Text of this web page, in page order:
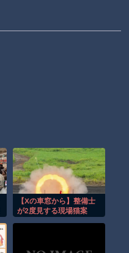
【Xの車窓から】整備士
が2度見する現場猫案